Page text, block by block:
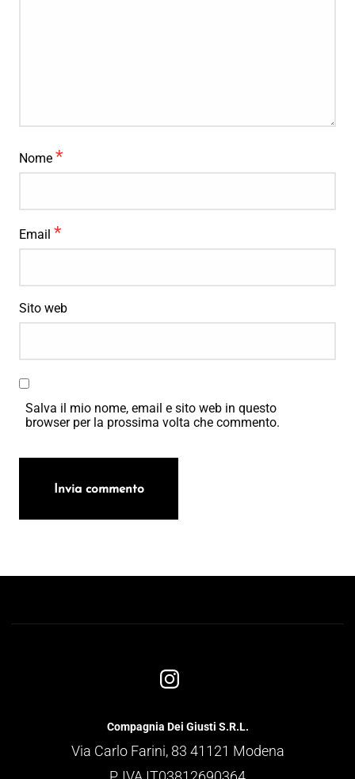
Nome *
Email *
Sito web
Salva il mio nome, email e sito web in questo
browser per la prossima volta che commento.
Compagnia Dei Giusti S.R.L.
Via Carlo Farini, 83 41121 Modena